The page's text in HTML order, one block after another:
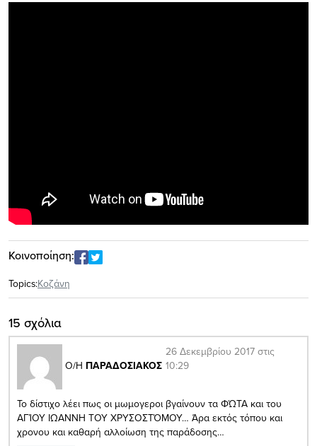
Κοινοποίηση:
Topics:Κοζάνη
15 σχόλια
Ο/Η ΠΑΡΑΔΟΣΙΑΚΟΣ
26 Δεκεμβρίου 2017 στις
10:29
Το δίστιχο λέει πως οι μωμογεροι βγαίνουν τα ΦΏΤΑ και του
ΑΓΊΟΥ ΙΩΑΝΝΗ ΤΟΥ ΧΡΥΣΟΣΤΌΜΟΥ… Άρα εκτός τόπου και
χρονου και καθαρή αλλοίωση της παράδοσης…